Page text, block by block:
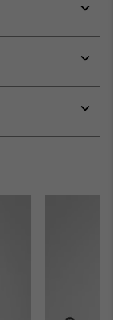
or
or
or